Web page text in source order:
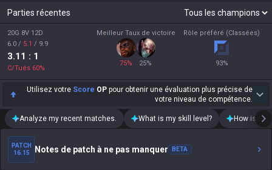
Parties récentes
20G 8V 12D
6.0 / 5.1 / 9.9
3.11 : 1
C/Tués 60%
Meilleur Taux de victoire
75% 25%
Rôle préféré (Classées)
93%
Utilisez votre Score OP pour obtenir une évaluation plus précise de
votre niveau de compétence.
Analyze my recent matches. What is my skill level? How is my
PATCH
16.15
Notes de patch à ne pas manquer BETA